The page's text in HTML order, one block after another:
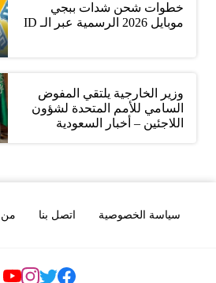
خطوات شحن شدات ببجي
موبايل 2026 الرسمية عبر الـ ID
وزير الخارجية يلتقي المفوض
السامي للأمم المتحدة لشؤون
اللاجئين – أخبار السعودية
سياسة الخصوصية اتصل بنا من